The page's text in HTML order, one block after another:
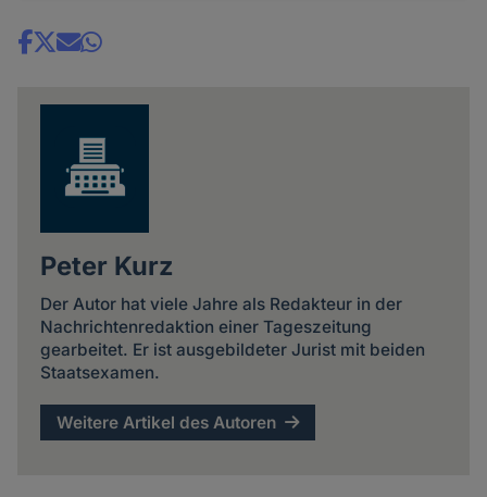
Share
Peter Kurz
Der Autor hat viele Jahre als Redakteur in der
Nachrichtenredaktion einer Tageszeitung
gearbeitet. Er ist ausgebildeter Jurist mit beiden
Staatsexamen.
Weitere Artikel des Autoren